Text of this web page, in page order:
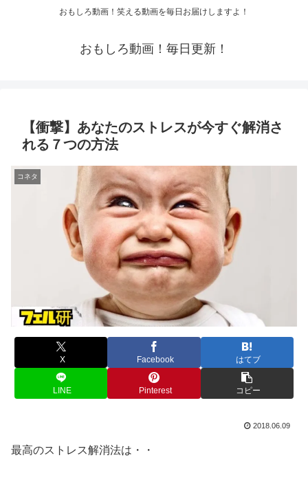
おもしろ動画！笑える動画を毎日お届けしますよ！
おもしろ動画！毎日更新！
【衝撃】あなたのストレスが今すぐ解消さ
れる７つの方法
コネタ
X Facebook はてブ
LINE Pinterest コピー
2018.06.09
最高のストレス解消法は・・